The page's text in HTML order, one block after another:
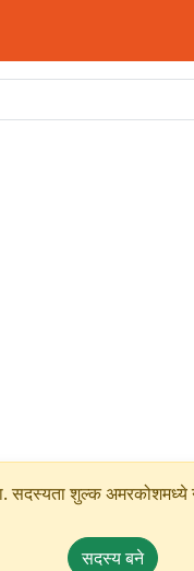
शुल्क अमरकोशमध्ये
सदस्य बने